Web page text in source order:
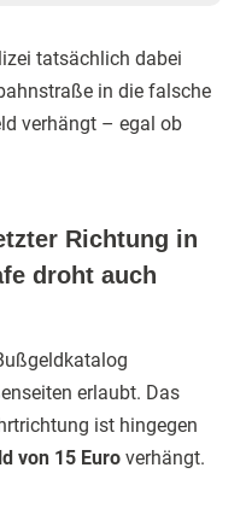
tatsächlich dabei
in die falsche
verhängt – egal ob
Richtung in
droht auch
erlaubt. Das
ist hingegen
von 15 Euro verhängt.